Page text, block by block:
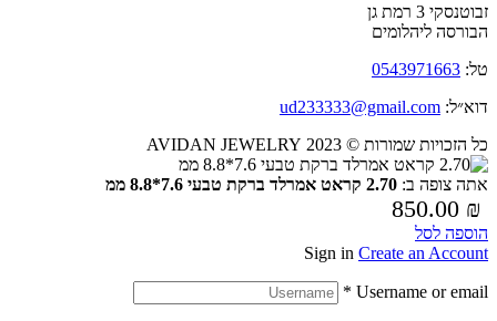
זבוטנסקי 3 רמת גן
הבורסה ליהלומים
טל: 0543971663
דוא״ל: ud233333@gmail.com
כל הזכויות שמורות © 2023 AVIDAN JEWELRY
אתה צופה ב: 2.70 קראט אמרלד ברקת טבעי 7.6*8.8 ממ
850.00 ₪
הוספה לסל
Sign in Create an Account
Username or email
*